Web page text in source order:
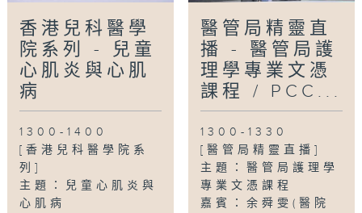
香港兒科醫學
院系列 - 兒童
心肌炎與心肌
病
1300-1400
[香港兒科醫學院系
列]
主題：兒童心肌炎與
心肌病
醫管局精靈直
播 - 醫管局護
理學專業文憑
課程 / PCC...
1300-1330
[醫管局精靈直播]
主題：醫管局護理學
專業文憑課程
嘉賓：余舜雯(醫院